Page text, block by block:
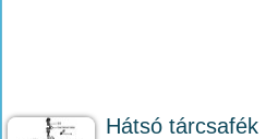
Hátsó tárcsafék